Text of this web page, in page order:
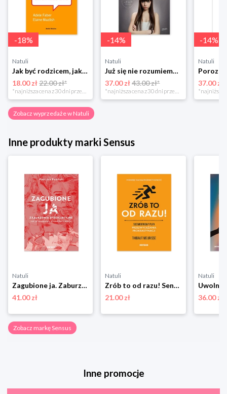
-18%
Natuli
Jak być rodzicem, jakim zawsze chciałeś być Media rodzina
18.00 zł22.00 zł*
*najniższa cena z 30 dni przed obniżką
-14%
Natuli
Już się nie rozumiemy! Jak przeżyć czas trzaskających drzwi Esprit
37.00 zł 43.00 zł*
*najniższa cena z 30 dni przed obniżką
-14%
Natuli
37.00 zł
Zobacz wyprzedaże w Natuli
Inne produkty marki Sensus
Natuli
Zagubione ja. Zaburzenia dysocjacyjne - jak je rozpoznać, zrozumieć i leczyć Sensus
41.00 zł
Natuli
Zrób to od razu! Sensus
21.00 zł
Natuli
36.00 zł
Zobacz markę Sensus
Inne promocje